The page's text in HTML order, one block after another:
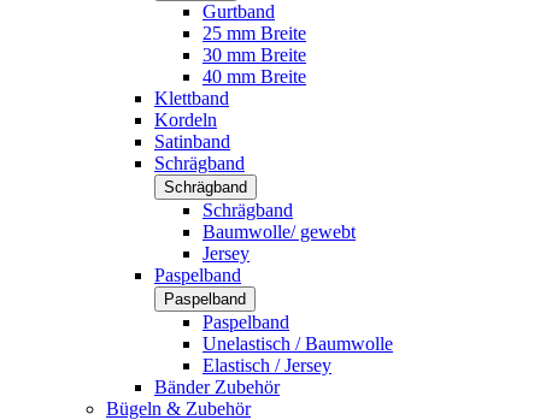
Gurtband
25 mm Breite
30 mm Breite
40 mm Breite
Klettband
Kordeln
Satinband
Schrägband
Schrägband
Schrägband
Baumwolle/ gewebt
Jersey
Paspelband
Paspelband
Paspelband
Unelastisch / Baumwolle
Elastisch / Jersey
Bänder Zubehör
Bügeln & Zubehör